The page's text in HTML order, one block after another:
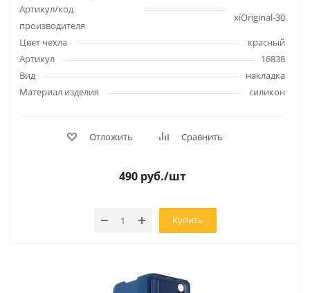
Артикул/код
производителя
xiOriginal-30
Цвет чехла
красный
Артикул
16838
Вид
накладка
Материал изделия
силикон
Отложить Сравнить
490 руб./шт
Купить